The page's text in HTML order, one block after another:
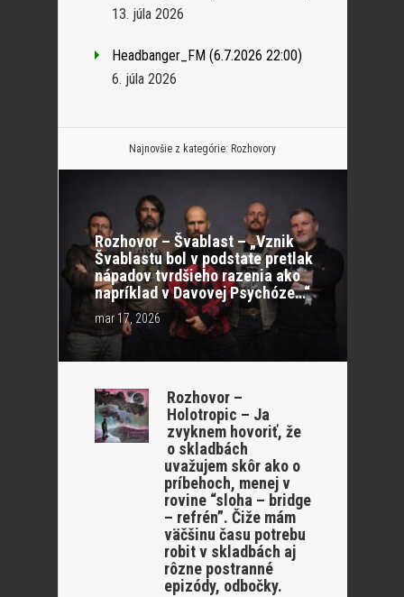
13. júla 2026
Headbanger_FM (6.7.2026 22:00)
6. júla 2026
Najnovšie z kategórie: Rozhovory
Rozhovor – Švablast – „Vznik
Švablastu bol v podstate pretlak
nápadov tvrdšieho razenia ako
napríklad v Davovej Psychóze…“
mar 17, 2026
Rozhovor –
Holotropic – Ja
zvyknem hovoriť, že
o skladbách
uvažujem skôr ako o
príbehoch, menej v
rovine “sloha – bridge
– refrén”. Čiže mám
väčšinu času potrebu
robit v skladbách aj
rôzne postranné
epizódy, odbočky.